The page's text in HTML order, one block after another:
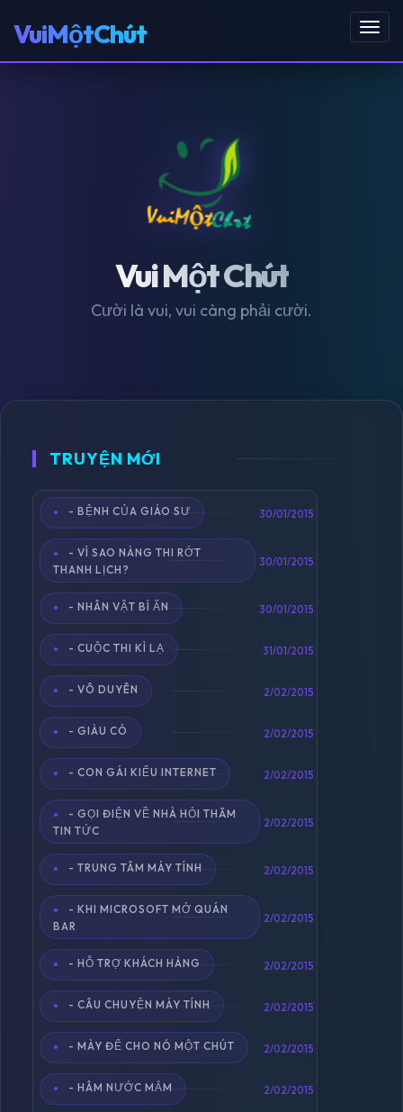
VuiMộtChút
Vui Một Chút
Cười là vui, vui càng phải cười.
TRUYỆN MỚI
- BỆNH CỦA GIÁO SƯ 30/01/2015
- VÌ SAO NÀNG THI RỚT
THANH LỊCH?
30/01/2015
- NHÂN VẬT BÍ ẨN 30/01/2015
- CUỘC THI KÌ LẠ 31/01/2015
- VÔ DUYÊN 2/02/2015
- GIÀU CÓ 2/02/2015
- CON GÁI KIỂU INTERNET 2/02/2015
- GỌI ĐIỆN VỀ NHÀ HỎI THĂM
TIN TỨC
2/02/2015
- TRUNG TÂM MÁY TÍNH 2/02/2015
- KHI MICROSOFT MỞ QUÁN
BAR
2/02/2015
- HỖ TRỢ KHÁCH HÀNG 2/02/2015
- CÂU CHUYỆN MÁY TÍNH 2/02/2015
- MÀY ĐỂ CHO NÓ MỘT CHÚT 2/02/2015
- HÂM NƯỚC MẮM 2/02/2015